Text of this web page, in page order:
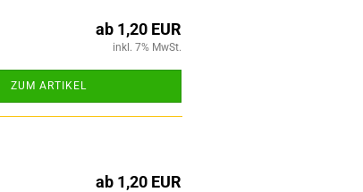
ab 1,20 EUR
inkl. 7% MwSt.
ZUM ARTIKEL
ab 1,20 EUR